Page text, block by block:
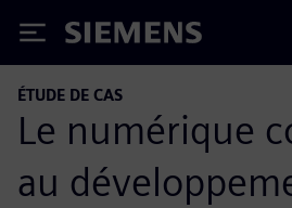
Siemens
ÉTUDE DE CAS
Le numérique
au